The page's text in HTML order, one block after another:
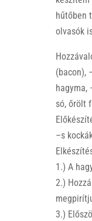
hűtőben
olvasók
(bacon),
hagyma,
só, őrölt
–s
1.) A
2.)
3.)